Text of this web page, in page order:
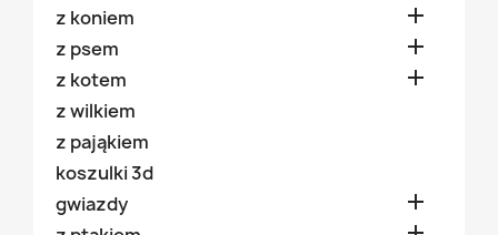
z koniem

z psem 
z kotem 
z wilkiem
z pająkiem
koszulki 3d
gwiazdy
